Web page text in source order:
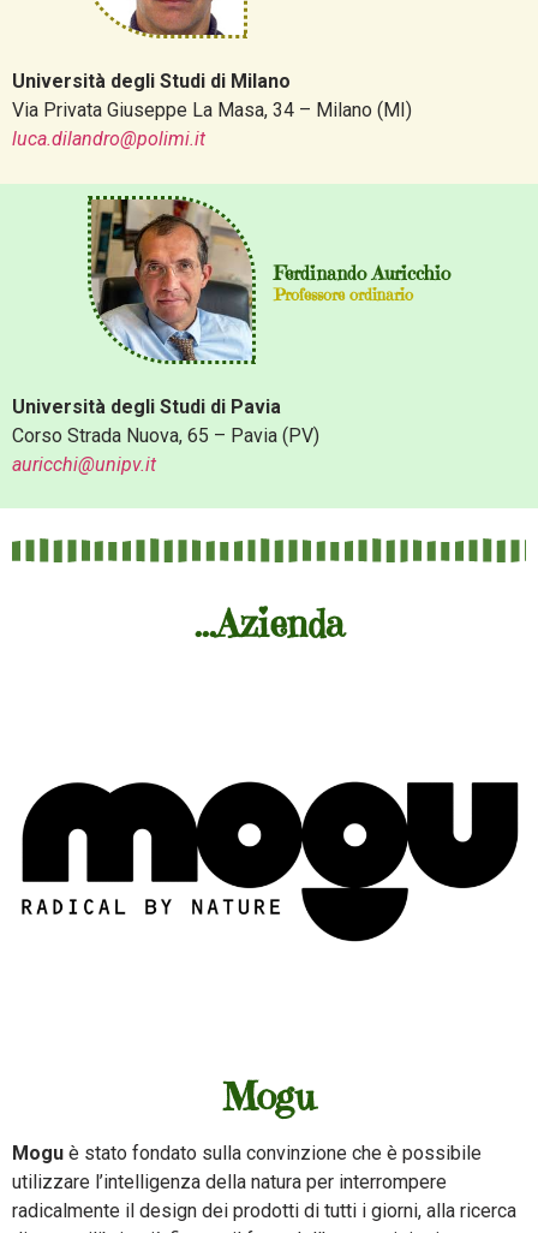
Università degli Studi di Milano
Via Privata Giuseppe La Masa, 34 – Milano (MI)
luca.dilandro@polimi.it
Ferdinando Auricchio
Professore ordinario
Università degli Studi di Pavia
Corso Strada Nuova, 65 – Pavia (PV)
auricchi@unipv.it
...Azienda
Mogu
Mogu è stato fondato sulla convinzione che è possibile
utilizzare l’intelligenza della natura per interrompere
radicalmente il design dei prodotti di tutti i giorni, alla ricerca